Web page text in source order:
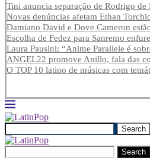
Tini anuncia separação de Rodrigo de
Novas denúncias afetam Ethan
Damiano David e Dove Cameron
Escolha de Fedez para Sanremo
Laura Pausini: “Anime Parallele é
ANGEL22 promove Anillo, fala das
O TOP 10 latino de músicas com
Search
Search